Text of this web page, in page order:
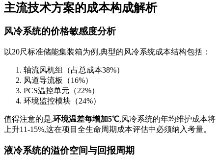
主流技术方案的成本构成解析
风冷系统的价格敏感度分析
以20尺标准储能集装箱为例,典型的风冷系统成本结构包括：
轴流风机组（占总成本38%）
风道导流板（16%）
PCS温控单元（22%）
环境监控模块（24%）
值得注意的是,环境温差每增加5℃,风冷系统的年均维护成本将
上升11-15%,这在项目全生命周期成本评估中必须纳入考量。
液冷系统的溢价空间与回报周期